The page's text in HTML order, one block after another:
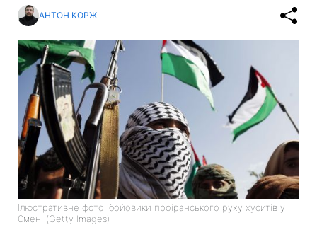
АНТОН КОРЖ
Ілюстративне фото: бойовики проіранського руху хуситів у
Ємені (Getty Images)